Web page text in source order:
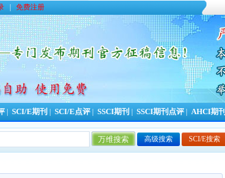
免费注册
SCI/E期刊 SCI/E点评 SSCI期刊 SSCI期刊点评 AHCI期刊
高级搜索 SCI/E搜索